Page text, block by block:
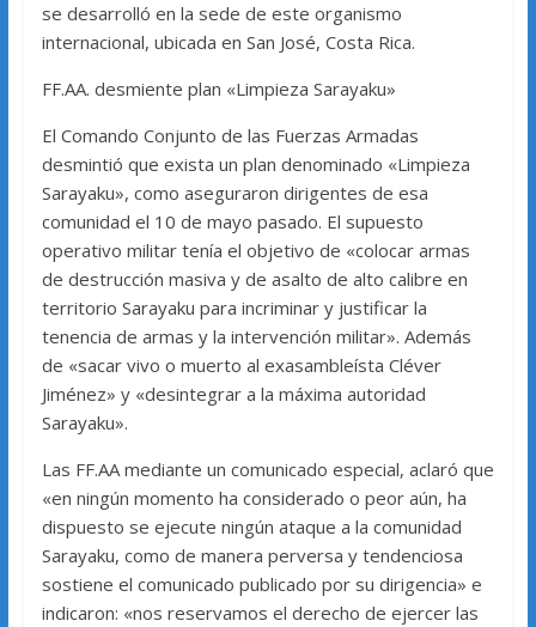
se desarrolló en la sede de este organismo
internacional, ubicada en San José, Costa Rica.
FF.AA. desmiente plan «Limpieza Sarayaku»
El Comando Conjunto de las Fuerzas Armadas
desmintió que exista un plan denominado «Limpieza
Sarayaku», como aseguraron dirigentes de esa
comunidad el 10 de mayo pasado. El supuesto
operativo militar tenía el objetivo de «colocar armas
de destrucción masiva y de asalto de alto calibre en
territorio Sarayaku para incriminar y justificar la
tenencia de armas y la intervención militar». Además
de «sacar vivo o muerto al exasambleísta Cléver
Jiménez» y «desintegrar a la máxima autoridad
Sarayaku».
Las FF.AA mediante un comunicado especial, aclaró que
«en ningún momento ha considerado o peor aún, ha
dispuesto se ejecute ningún ataque a la comunidad
Sarayaku, como de manera perversa y tendenciosa
sostiene el comunicado publicado por su dirigencia» e
indicaron: «nos reservamos el derecho de ejercer las